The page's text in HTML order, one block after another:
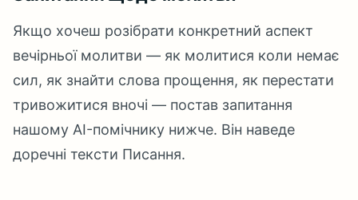
Якщо хочеш розібрати конкретний аспект
вечірньої молитви — як молитися коли немає
сил, як знайти слова прощення, як перестати
тривожитися вночі — постав запитання
нашому AI-помічнику нижче. Він наведе
доречні тексти Писання.